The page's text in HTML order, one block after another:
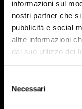
informazioni sul
nostri partner che
pubblicità e social
altre informazioni
dal suo utilizzo dei
delNecessari
900
901
905
906
915